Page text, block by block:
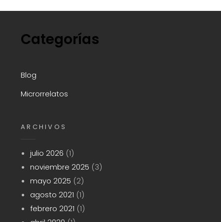
Categorías
Blog
Microrrelatos
ARCHIVOS
julio 2026 (1)
noviembre 2025 (3)
mayo 2025 (2)
agosto 2021 (1)
febrero 2021 (1)